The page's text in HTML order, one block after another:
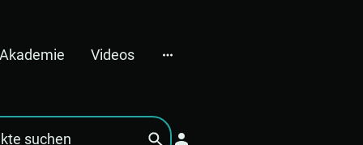
Videos